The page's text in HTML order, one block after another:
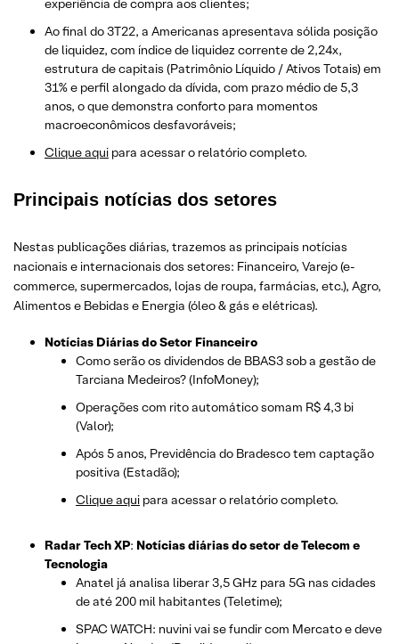
experiência de compra aos clientes;
Ao final do 3T22, a Americanas apresentava sólida posição
de liquidez, com índice de liquidez corrente de 2,24x,
estrutura de capitais (Patrimônio Líquido / Ativos Totais) em
31% e perfil alongado da dívida, com prazo médio de 5,3
anos, o que demonstra conforto para momentos
macroeconômicos desfavoráveis;
Clique aqui para acessar o relatório completo.
Principais notícias dos setores
Nestas publicações diárias, trazemos as principais notícias
nacionais e internacionais dos setores: Financeiro, Varejo(e-
commerce, supermercados, lojas de roupa, farmácias, etc.), Agro,
Alimentos e Bebidas e Energia (óleo & gás e elétricas).
Notícias Diárias do Setor Financeiro
Como serão os dividendos de BBAS3 sob a gestão de
Tarciana Medeiros? (InfoMoney);
Operações com rito automático somam R$ 4,3 bi
(Valor);
Após 5 anos, Previdência do Bradesco tem captação
positiva (Estadão);
Clique aqui para acessar o relatório completo.
Radar Tech XP: Notícias diárias do setor de Telecom e
Tecnologia
Anatel já analisa liberar 3,5 GHz para 5G nas cidades
de até 200 mil habitantes (Teletime);
SPAC WATCH: nuvini vai se fundir com Mercato e deve